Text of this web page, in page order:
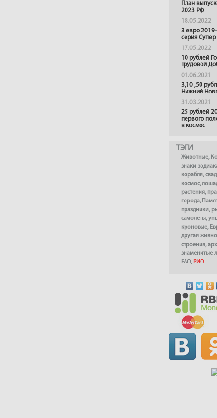
План
2023 РФ
18.05.2022
3 евро
серия
17.05.2022
10 рублей
Трудовой
01.06.2021
3,10 ,50
Нижний
31.03.2021
25 рублей
первого
в космос
ТЭГИ
Животные,
знаки
корабли,
космос,
растения,
города,
праздники,
самолеты,
кроновые,
другая
строения,
знаменитые
FAO, РИО